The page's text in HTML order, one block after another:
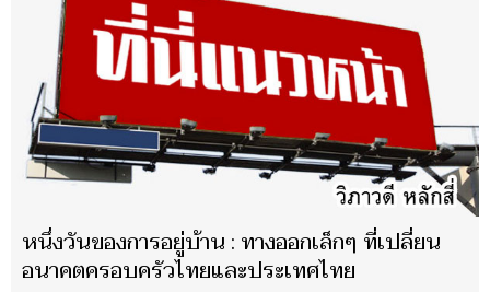
หนึ่งวันของการอยู่บ้าน : ทางออกเล็กๆ ที่เปลี่ยน
อนาคตครอบครัวไทยและประเทศไทย